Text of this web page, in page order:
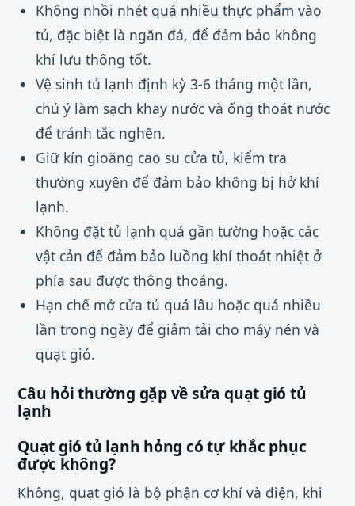
Không nhồi nhét quá nhiều thực phẩm vào
tủ, đặc biệt là ngăn đá, để đảm bảo không
khí lưu thông tốt.
Vệ sinh tủ lạnh định kỳ 3-6 tháng một lần,
chú ý làm sạch khay nước và ống thoát nước
để tránh tắc nghẽn.
Giữ kín gioăng cao su cửa tủ, kiểm tra
thường xuyên để đảm bảo không bị hở khí
lạnh.
Không đặt tủ lạnh quá gần tường hoặc các
vật cản để đảm bảo luồng khí thoát nhiệt ở
phía sau được thông thoáng.
Hạn chế mở cửa tủ quá lâu hoặc quá nhiều
lần trong ngày để giảm tải cho máy nén và
quạt gió.
Câu hỏi thường gặp về sửa quạt gió tủ
lạnh
Quạt gió tủ lạnh hỏng có tự khắc phục
được không?
Không, quạt gió là bộ phận cơ khí và điện, khi